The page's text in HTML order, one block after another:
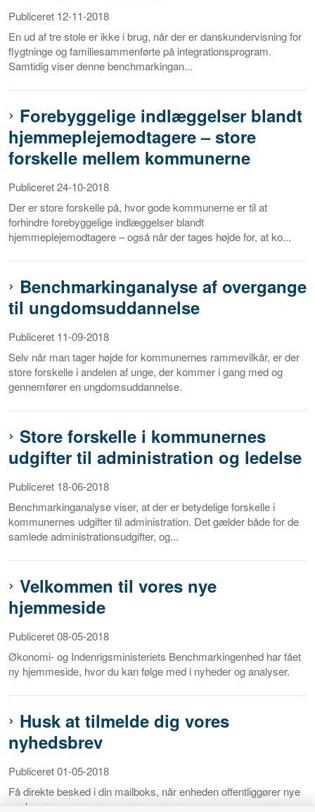
Publiceret 12-11-2018
En ud af tre stole er ikke i brug, når der er danskundervisning for
flygtninge og familiesammenførte på integrationsprogram.
Samtidig viser denne benchmarkingan...
Forebyggelige indlæggelser blandt
hjemmeplejemodtagere – store
forskelle mellem kommunerne
Publiceret 24-10-2018
Der er store forskelle på, hvor gode kommunerne er til at
forhindre forebyggelige indlæggelser blandt
hjemmeplejemodtagere – også når der tages højde for, at ko...
Benchmarkinganalyse af overgange
til ungdomsuddannelse
Publiceret 11-09-2018
Selv når man tager højde for kommunernes rammevilkår, er der
store forskelle i andelen af unge, der kommer i gang med og
gennemfører en ungdomsuddannelse.
Store forskelle i kommunernes
udgifter til administration og ledelse
Publiceret 18-06-2018
Benchmarkinganalyse viser, at der er betydelige forskelle i
kommunernes udgifter til administration. Det gælder både for de
samlede administrationsudgifter, og...
Velkommen til vores nye
hjemmeside
Publiceret 08-05-2018
Økonomi- og Indenrigsministeriets Benchmarkingenhed har fået
ny hjemmeside, hvor du kan følge med i nyheder og analyser.
Husk at tilmelde dig vores
nyhedsbrev
Publiceret 01-05-2018
Få direkte besked i din mailboks, når enheden offentliggører nye
analyser.